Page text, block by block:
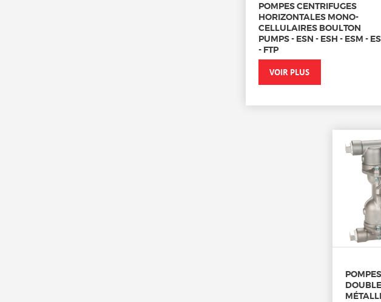
POMPES CENTRIFUGES
HORIZONTALES MONO-
CELLULAIRES BOULTON
PUMPS - ESN - ESH - ESM -
- FTP
VOIR PLUS